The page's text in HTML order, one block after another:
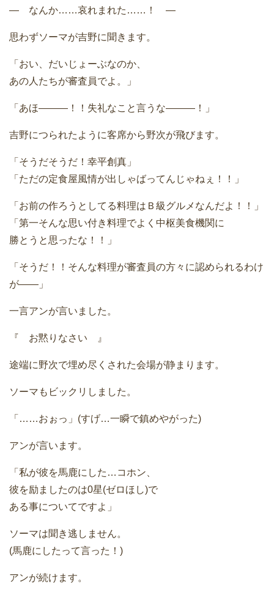
― なんか……哀れまれた……！ ―
思わずソーマが吉野に聞きます。
「おい、だいじょーぶなのか、
あの人たちが審査員でよ。」
「あほ―――！！失礼なこと言うな―――！」
吉野につられたように客席から野次が飛びます。
「そうだそうだ！幸平創真」
「ただの定食屋風情が出しゃばってんじゃねぇ！！」
「お前の作ろうとしてる料理はＢ級グルメなんだよ！！」
「第一そんな思い付き料理でよく中枢美食機関に
勝とうと思ったな！！」
「そうだ！！そんな料理が審査員の方々に認められるわけ
が――」
一言アンが言いました。
『 お黙りなさい 』
途端に野次で埋め尽くされた会場が静まります。
ソーマもビックリしました。
「……おぉっ」(すげ…一瞬で鎮めやがった)
アンが言います。
「私が彼を馬鹿にした…コホン、
彼を励ましたのは0星(ゼロほし)で
ある事についてですよ」
ソーマは聞き逃しません。
(馬鹿にしたって言った！)
アンが続けます。